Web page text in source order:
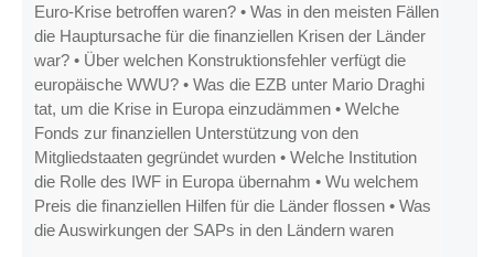
Euro-Krise betroffen waren? • Was in den meisten Fällen
die Hauptursache für die finanziellen Krisen der Länder
war? • Über welchen Konstruktionsfehler verfügt die
europäische WWU? • Was die EZB unter Mario Draghi
tat, um die Krise in Europa einzudämmen • Welche
Fonds zur finanziellen Unterstützung von den
Mitgliedstaaten gegründet wurden • Welche Institution
die Rolle des IWF in Europa übernahm • Wu welchem
Preis die finanziellen Hilfen für die Länder flossen • Was
die Auswirkungen der SAPs in den Ländern waren